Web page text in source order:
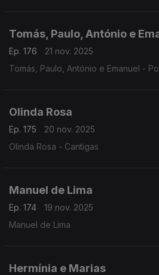
Tomás, Paulo, António e
Ep. 176
21 nov. 2025
Tomás, Paulo, António e Emanuel -
Olinda Rosa
Ep. 175
20 nov. 2025
Olinda Rosa - Cantigas
Manuel de Lima
Ep. 174
19 nov. 2025
Manuel de Lima
Hermínia e Marias